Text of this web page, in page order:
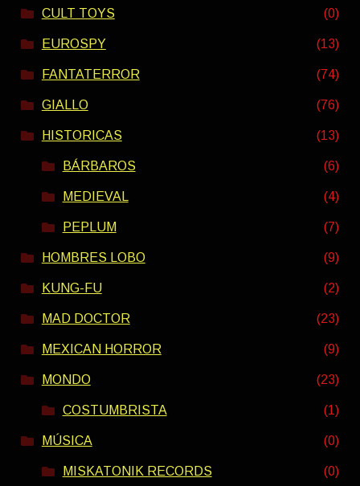
CULT TOYS (0)
EUROSPY (13)
FANTATERROR (74)
GIALLO (76)
HISTORICAS (13)
BÁRBAROS (6)
MEDIEVAL (4)
PEPLUM (7)
HOMBRES LOBO (9)
KUNG-FU (2)
MAD DOCTOR (23)
MEXICAN HORROR (9)
MONDO (23)
COSTUMBRISTA (1)
MÚSICA (0)
MISKATONIK RECORDS (0)